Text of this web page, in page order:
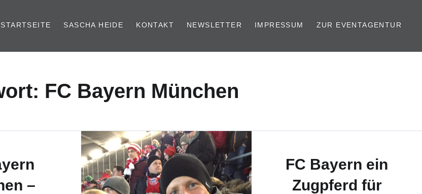
STARTSEITE SASCHA HEIDE KONTAKT NEWSLETTER IMPRESSUM ZUR EVENTAGENTUR
FC Bayern München
–
FC Bayern ein
Zugpferd für